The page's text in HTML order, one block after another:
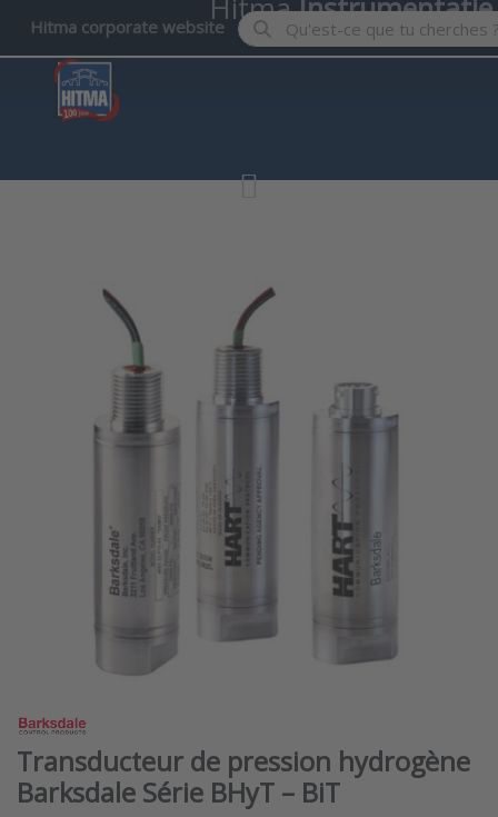
Hitma corporate website Enter a search term. Results
HitmaInstrumentatie
Transducteur de pression hydrogène
Barksdale Série BHyT – BiT